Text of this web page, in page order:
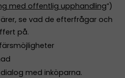
med offentlig upphandling”)
se vad de efterfrågar och
på.
med inköparna.